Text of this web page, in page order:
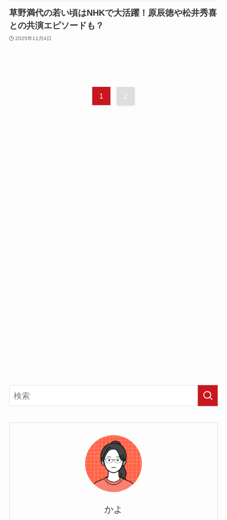
草野満代の若い頃はNHKで大活躍！原辰徳や松井秀喜
との共演エピソードも？
2025年11月4日
1 2
かよ